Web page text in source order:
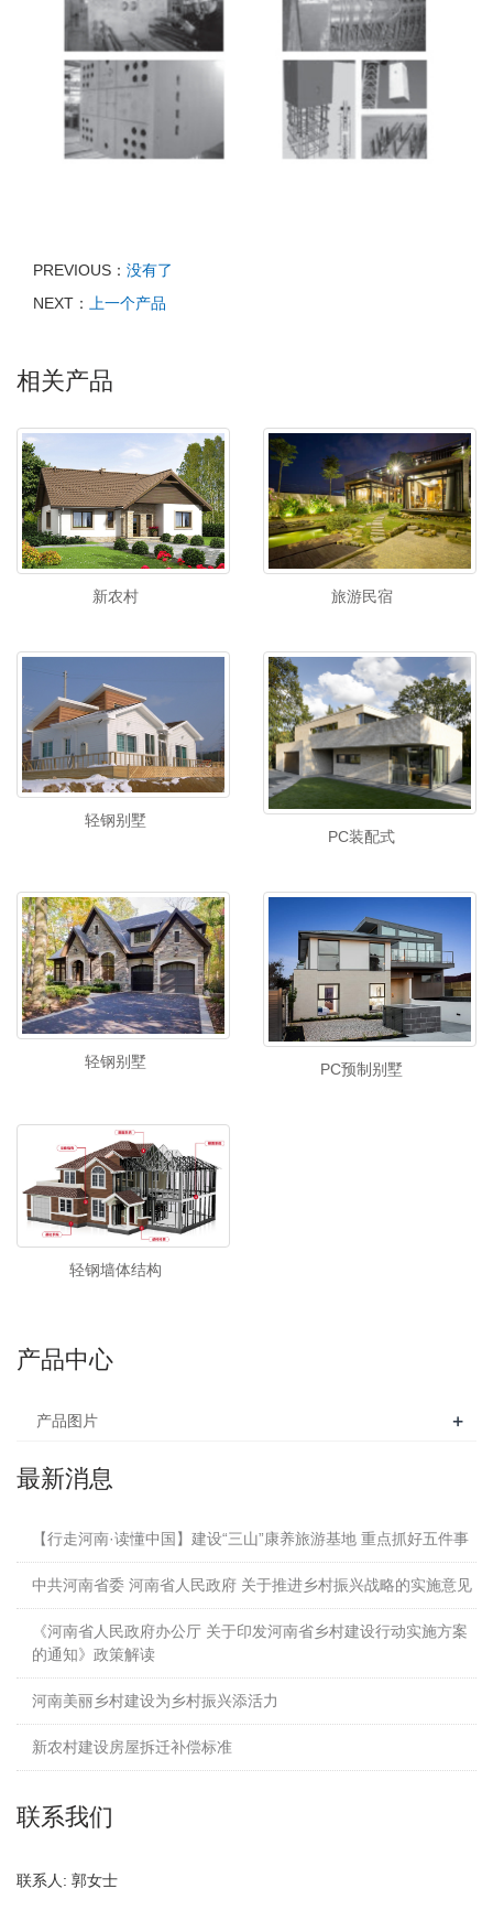
PREVIOUS： 没有了
NEXT： 上一个产品
相关产品
新农村 旅游民宿
轻钢别墅
PC装配式
轻钢别墅 PC预制别墅
轻钢墙体结构
产品中心
产品图片 +
最新消息
【行走河南·读懂中国】建设“三山”康养旅游基地 重点抓好五件事
中共河南省委 河南省人民政府 关于推进乡村振兴战略的实施意见
《河南省人民政府办公厅 关于印发河南省乡村建设行动实施方案
的通知》政策解读
河南美丽乡村建设为乡村振兴添活力
新农村建设房屋拆迁补偿标准
联系我们
联系人: 郭女士